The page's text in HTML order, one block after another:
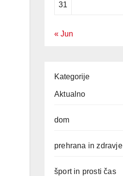
31
« Jun
Kategorije
Aktualno
dom
prehrana in zdravje
šport in prosti čas